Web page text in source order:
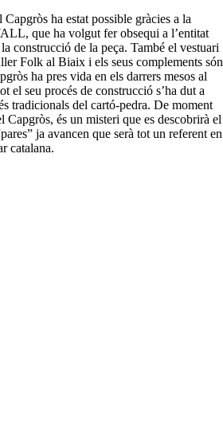
ha estat possible gràcies a la
que ha volgut fer obsequi a l’entitat
construcció de la peça. També el vestuari
Folk al Biaix i els seus complements són
ha pres vida en els darrers mesos al
el seu procés de construcció s’ha dut a
tradicionals del cartó-pedra. De moment
Capgròs, és un misteri que es descobrirà el
ja avancen que serà tot un referent en
catalana.